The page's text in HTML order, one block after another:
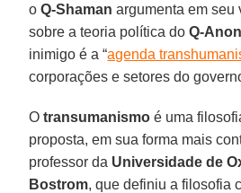
oQ-Shaman argumenta em seu
sobre a teoria política doQ-Anon
inimigo é a “agenda
corporações e setores do
Otransumanismo é uma
proposta, em sua forma mais
professor da Universidade de
Bostrom, que definiu a filosofia